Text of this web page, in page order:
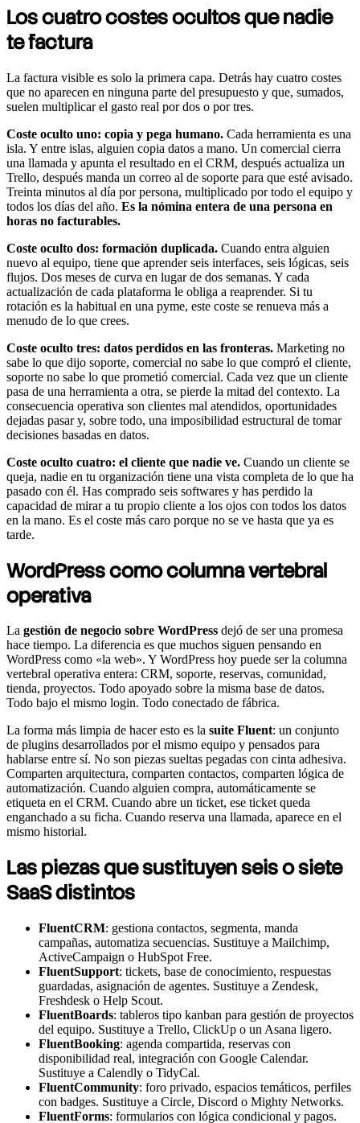
Los cuatro costes ocultos que nadie
te factura
La factura visible es solo la primera capa. Detrás hay cuatro costes
que no aparecen en ninguna parte del presupuesto y que, sumados,
suelen multiplicar el gasto real por dos o por tres.
Coste oculto uno: copia y pega humano. Cada herramienta es una
isla. Y entre islas, alguien copia datos a mano. Un comercial cierra
una llamada y apunta el resultado en el CRM, después actualiza un
Trello, después manda un correo al de soporte para que esté avisado.
Treinta minutos al día por persona, multiplicado por todo el equipo y
todos los días del año. Es la nómina entera de una persona en
horas no facturables.
Coste oculto dos: formación duplicada. Cuando entra alguien
nuevo al equipo, tiene que aprender seis interfaces, seis lógicas, seis
flujos. Dos meses de curva en lugar de dos semanas. Y cada
actualización de cada plataforma le obliga a reaprender. Si tu
rotación es la habitual en una pyme, este coste se renueva más a
menudo de lo que crees.
Coste oculto tres: datos perdidos en las fronteras. Marketing no
sabe lo que dijo soporte, comercial no sabe lo que compró el cliente,
soporte no sabe lo que prometió comercial. Cada vez que un cliente
pasa de una herramienta a otra, se pierde la mitad del contexto. La
consecuencia operativa son clientes mal atendidos, oportunidades
dejadas pasar y, sobre todo, una imposibilidad estructural de tomar
decisiones basadas en datos.
Coste oculto cuatro: el cliente que nadie ve. Cuando un cliente se
queja, nadie en tu organización tiene una vista completa de lo que ha
pasado con él. Has comprado seis softwares y has perdido la
capacidad de mirar a tu propio cliente a los ojos con todos los datos
en la mano. Es el coste más caro porque no se ve hasta que ya es
tarde.
WordPress como columna vertebral
operativa
La gestión de negocio sobre WordPress dejó de ser una promesa
hace tiempo. La diferencia es que muchos siguen pensando en
WordPress como «la web». Y WordPress hoy puede ser la columna
vertebral operativa entera: CRM, soporte, reservas, comunidad,
tienda, proyectos. Todo apoyado sobre la misma base de datos.
Todo bajo el mismo login. Todo conectado de fábrica.
La forma más limpia de hacer esto es la suite Fluent: un conjunto
de plugins desarrollados por el mismo equipo y pensados para
hablarse entre sí. No son piezas sueltas pegadas con cinta adhesiva.
Comparten arquitectura, comparten contactos, comparten lógica de
automatización. Cuando alguien compra, automáticamente se
etiqueta en el CRM. Cuando abre un ticket, ese ticket queda
enganchado a su ficha. Cuando reserva una llamada, aparece en el
mismo historial.
Las piezas que sustituyen seis o siete
SaaS distintos
FluentCRM: gestiona contactos, segmenta, manda
campañas, automatiza secuencias. Sustituye a Mailchimp,
ActiveCampaign o HubSpot Free.
FluentSupport: tickets, base de conocimiento, respuestas
guardadas, asignación de agentes. Sustituye a Zendesk,
Freshdesk o Help Scout.
FluentBoards: tableros tipo kanban para gestión de proyectos
del equipo. Sustituye a Trello, ClickUp o un Asana ligero.
FluentBooking: agenda compartida, reservas con
disponibilidad real, integración con Google Calendar.
Sustituye a Calendly o TidyCal.
FluentCommunity: foro privado, espacios temáticos, perfiles
con badges. Sustituye a Circle, Discord o Mighty Networks.
FluentForms: formularios con lógica condicional y pagos.